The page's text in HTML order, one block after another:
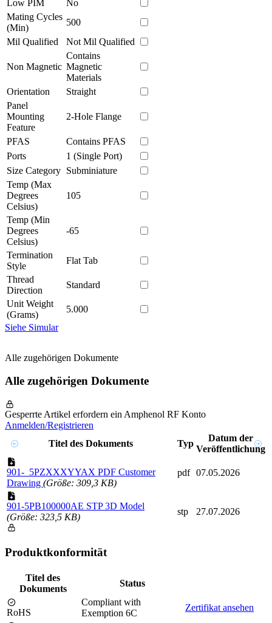
Low PIM
No
Mating Cycles
(Min)
500
Mil Qualified
Not Mil Qualified
Non Magnetic
Contains
Magnetic
Materials
Orientation
Straight
Panel
Mounting
Feature
2-Hole Flange
PFAS
Contains PFAS
Ports
1 (Single Port)
Size Category Subminiature
Temp (Max
Degrees
Celsius)
105
Temp (Min
Degrees
Celsius)
-65
Termination
Style
Flat Tab
Thread
Direction
Standard
Unit Weight
(Grams)
5.000
Siehe Simular
Alle zugehörigen Dokumente
Alle zugehörigen Dokumente
Gesperrte Artikel erfordern ein Amphenol RF Konto
Anmelden/Registrieren
Titel des Dokuments
Typ
Datum der
Veröffentlichung
901-_5PZXXXYYAX PDF Customer
Drawing (Größe: 309,3 KB)
pdf 07.05.2026
901-5PB100000AE STP 3D Model
(Größe: 323,5 KB)
stp 27.07.2026
Produktkonformität
Titel des
Dokuments
Status
RoHS
Compliant with
Exemption 6C
Zertifikat ansehen